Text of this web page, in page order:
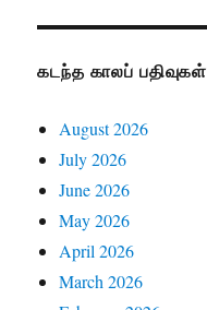
கடந்த காலப் பதிவுகள்
August 2026
July 2026
June 2026
May 2026
April 2026
March 2026